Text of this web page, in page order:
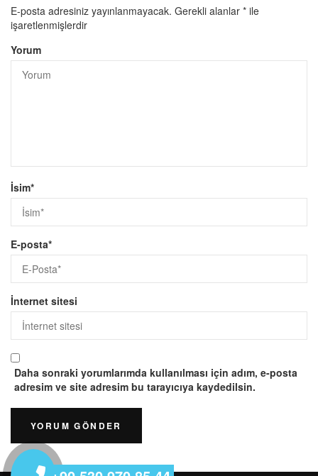
E-posta adresiniz yayınlanmayacak. Gerekli alanlar * ile
işaretlenmişlerdir
Yorum
İsim*
E-posta*
İnternet sitesi
Daha sonraki yorumlarımda kullanılması için adım, e-posta
adresim ve site adresim bu tarayıcıya kaydedilsin.